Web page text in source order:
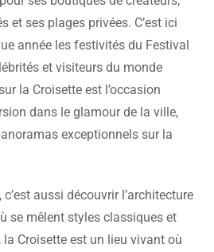
et ses plages privées. C’est ici
année les festivités du Festival
et visiteurs du monde
la Croisette est l’occasion
dans le glamour de la ville,
exceptionnels sur la
aussi découvrir l’architecture
se mêlent styles classiques et
la Croisette est un lieu vivant où